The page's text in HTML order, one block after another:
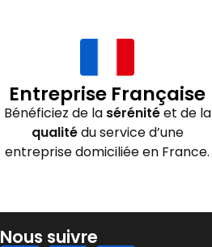
Entreprise Française
Bénéficiez de la sérénitéet de la
qualitédu service d’une
entreprise domiciliée en France.
Nous suivre